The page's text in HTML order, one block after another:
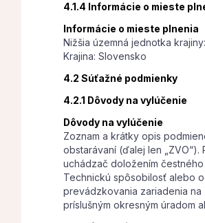
4.1.4 Informácie o mieste
Informácie o mieste plnenia
Nižšia územná jednotka
Krajina: Slovensko
4.2 Súťažné podmienky
4.2.1 Dôvody na vylúčenie
Dôvody na vylúčenie
Zoznam a krátky opis
obstarávaní (ďalej len
uchádzač doložením
Technickú spôsobilosť alebo
prevádzkovania zariadenia
príslušným okresným úradom